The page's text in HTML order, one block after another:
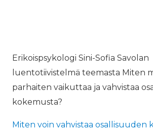
Erikoispsykologi Sini-Sofia Savolan
luentotiivistelmä teemasta Miten
parhaiten vaikuttaa ja vahvistaa
kokemusta?
Miten voin vahvistaa osallisuuden